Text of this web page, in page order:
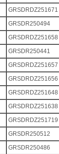
GRSDRDZ251671
GRSDR250494
GRSDRDZ251658
GRSDR250441
GRSDRDZ251657
GRSDRDZ251656
GRSDRDZ251648
GRSDRDZ251638
GRSDRDZ251719
GRSDR250512
GRSDR250486